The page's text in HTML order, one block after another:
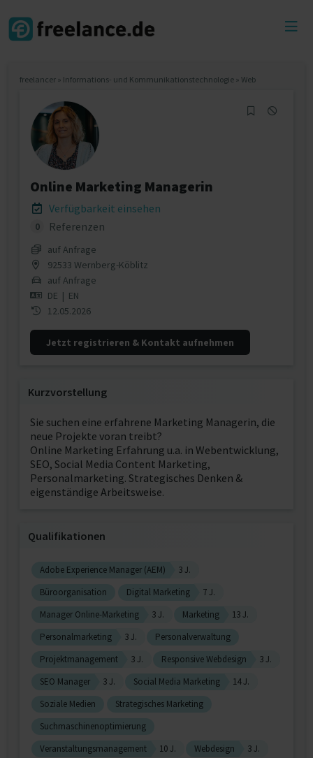
freelancer » Informations- und Kommunikationstechnologie » Web
Online Marketing Managerin
Verfügbarkeit einsehen
0 Referenzen
auf Anfrage
92533 Wernberg-Köblitz
auf Anfrage
DE | EN
12.05.2026
Jetzt registrieren & Kontakt aufnehmen
Kurzvorstellung
Sie suchen eine erfahrene Marketing Managerin, die
neue Projekte voran treibt?
Online Marketing Erfahrung u.a. in Webentwicklung,
SEO, Social Media Content Marketing,
Personalmarketing. Strategisches Denken &
eigenständige Arbeitsweise.
Qualifikationen
Adobe Experience Manager (AEM)
3 J.
Büroorganisation
Digital Marketing
7 J.
Manager Online-Marketing
3 J. Marketing
13 J.
Personalmarketing
3 J.
Personalverwaltung
Projektmanagement
3 J. Responsive Webdesign
3 J.
SEO Manager
3 J. Social Media Marketing
14 J.
Soziale Medien
Strategisches Marketing
Suchmaschinenoptimierung
Veranstaltungsmanagement
10 J. Webdesign
3 J.